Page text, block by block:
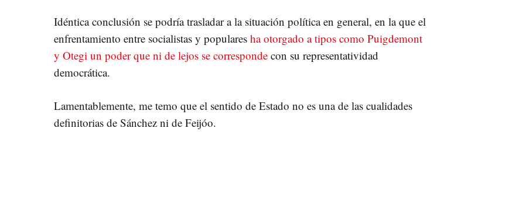
Idéntica conclusión se podría trasladar a la situación política en general, en la que el
enfrentamiento entre socialistas y populares ha otorgado a tipos como Puigdemont
y Otegi un poder que ni de lejos se corresponde con su representatividad
democrática.
Lamentablemente, me temo que el sentido de Estado no es una de las cualidades
definitorias de Sánchez ni de Feijóo.